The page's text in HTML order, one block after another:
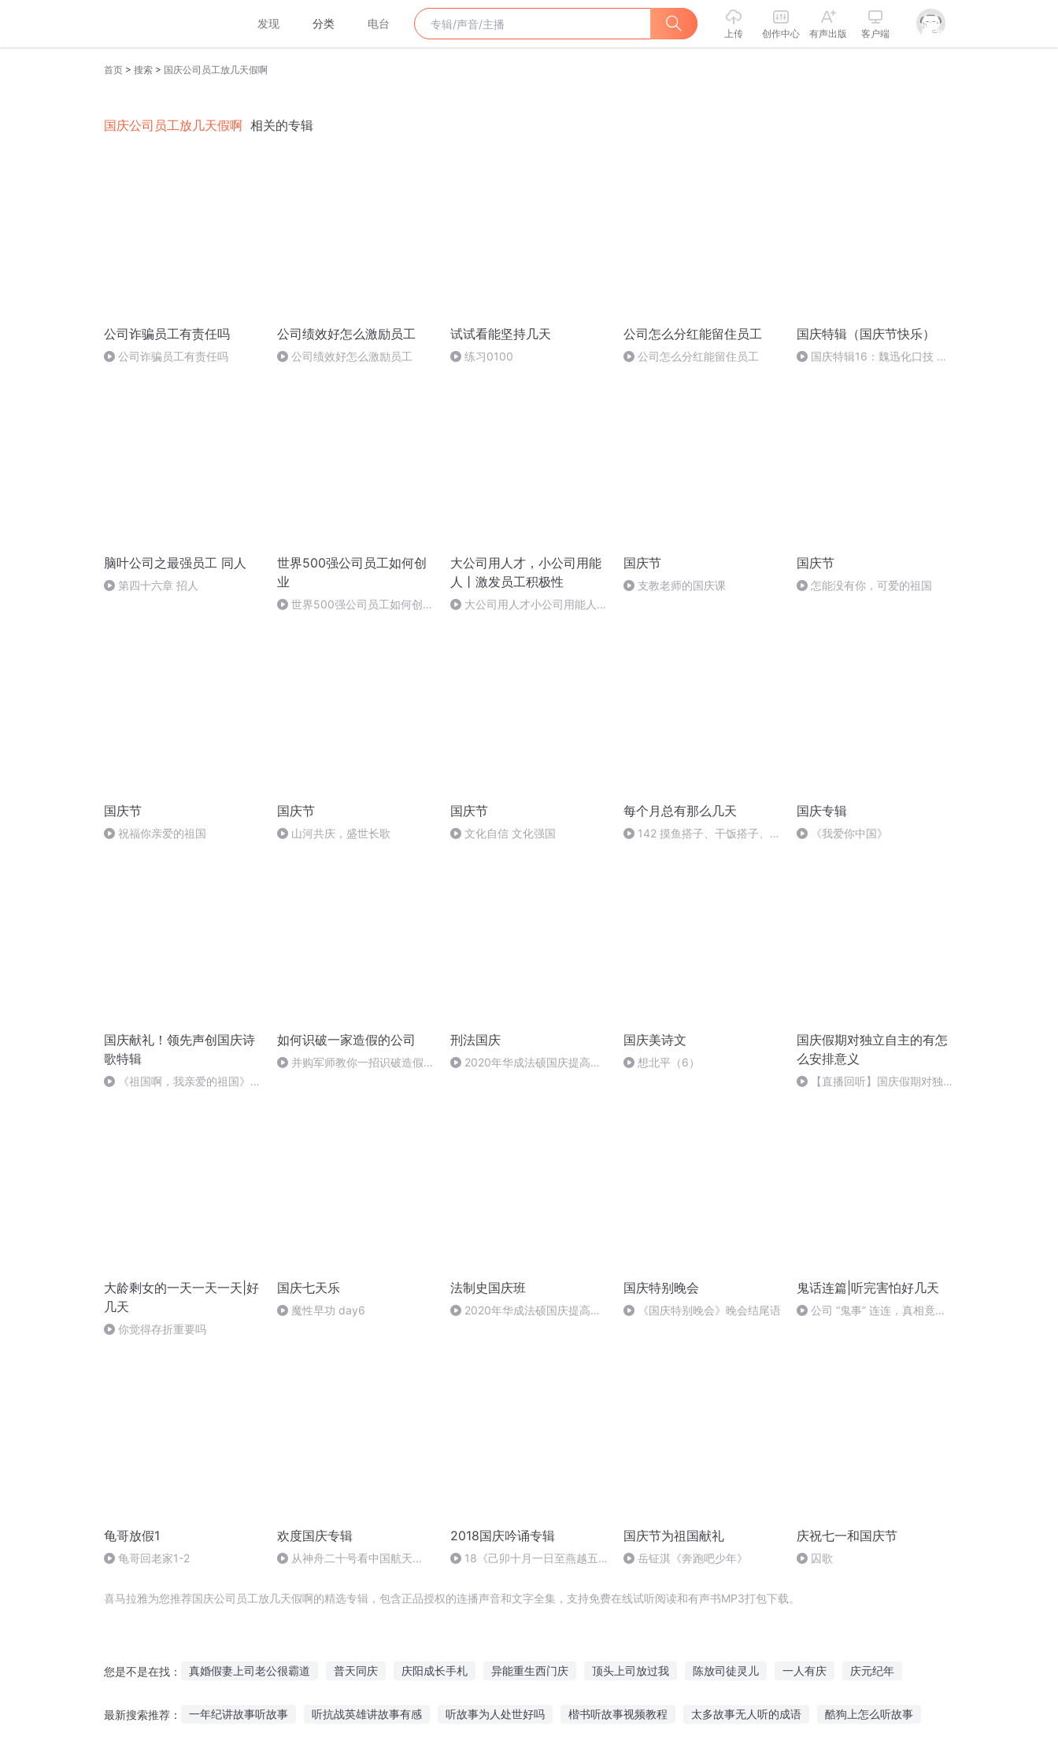
发现 分类 电台
上传 创作中心 有声出版 客户端
首页 > 搜索 > 国庆公司员工放几天假啊
国庆公司员工放几天假啊 相关的专辑
公司诈骗员工有责任吗
公司诈骗员工有责任吗
公司绩效好怎么激励员工
公司绩效好怎么激励员工
试试看能坚持几天
练习0100
公司怎么分红能留住员工
公司怎么分红能留住员工
国庆特辑（国庆节快乐）
国庆特辑16：魏迅化口技 二
脑叶公司之最强员工 同人
第四十六章 招人
世界500强公司员工如何创
业
世界500强公司员工如何创业
大公司用人才，小公司用能
人丨激发员工积极性
大公司用人才小公司用能人
国庆节
支教老师的国庆课
国庆节
怎能没有你，可爱的祖国
国庆节
祝福你亲爱的祖国
国庆节
山河共庆，盛世长歌
国庆节
文化自信 文化强国
每个月总有那么几天
142 摸鱼搭子、干饭搭子、健
国庆专辑
《我爱你中国》
国庆献礼！领先声创国庆诗
歌特辑
《祖国啊，我亲爱的祖国》温
如何识破一家造假的公司
并购军师教你一招识破造假公
刑法国庆
2020年华成法硕国庆提高班
国庆美诗文
想北平（6）
国庆假期对独立自主的有怎
么安排意义
【直播回听】国庆假期对独立
大龄剩女的一天一天一天|好
几天
你觉得存折重要吗
国庆七天乐
魔性早功 day6
法制史国庆班
2020年华成法硕国庆提高班
国庆特别晚会
《国庆特别晚会》晚会结尾语
鬼话连篇|听完害怕好几天
公司 “鬼事” 连连，真相竟如
龟哥放假1
龟哥回老家1-2
欢度国庆专辑
从神舟二十号看中国航天
2018国庆吟诵专辑
18《己卯十月一日至燕越五
文天祥 自由吟诵
国庆节为祖国献礼
岳钲淇《奔跑吧少年》
庆祝七一和国庆节
囚歌
喜马拉雅为您推荐国庆公司员工放几天假啊的精选专辑，包含正品授权的连播声音和文字全集，支持免费在线试听阅读和有声书MP3打包下载。
您是不是在找： 真婚假妻上司老公很霸道 普天同庆 庆阳成长手札 异能重生西门庆 顶头上司放过我 陈放司徒灵儿 一人有庆 庆元纪年
最新搜索推荐： 一年纪讲故事听故事 听抗战英雄讲故事有感 听故事为人处世好吗 楷书听故事视频教程 太多故事无人听的成语 酷狗上怎么听故事